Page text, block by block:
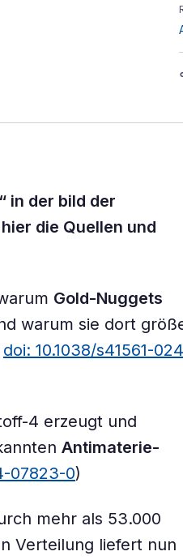
in der bild der
die Quellen und
Gold-Nuggets
warum sie dort
doi: 10.1038/s41561-
4 erzeugt und
Antimaterie-
07823-0)
mehr als 53.000
Verteilung liefert nun